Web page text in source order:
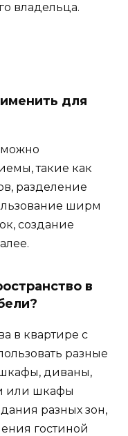
владельца.
для
такие как
разделение
ширм
создание
в
в квартире с
разные
диваны,
или шкафы
разных зон,
гостиной